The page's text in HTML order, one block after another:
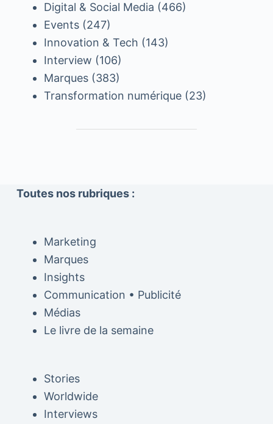
Digital & Social Media (466)
Events(247)
Innovation & Tech (143)
Interview (106)
Marques(383)
Transformation numérique(23)
Toutes nos rubriques :
Marketing
Marques
Insights
Communication • Publicité
Médias
Le livre de la semaine
Stories
Worldwide
Interviews